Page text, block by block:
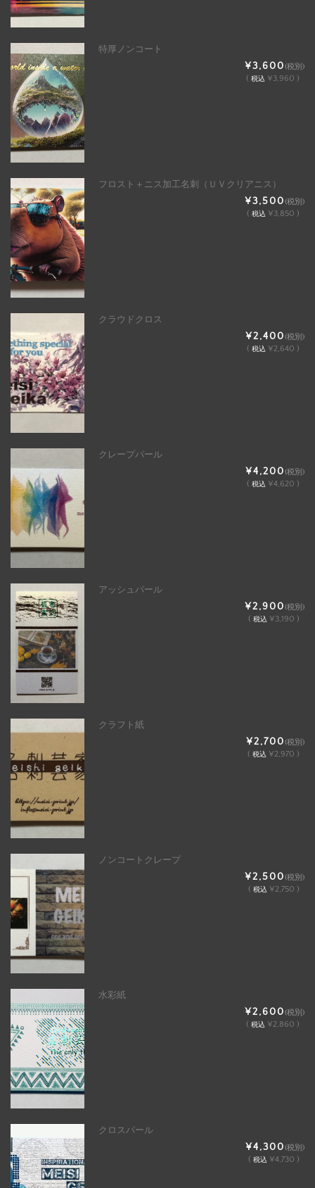
特厚ノンコート
¥3,600(税別)
( 税込 ¥3,960 )
フロスト＋ニス加工名刺（ＵＶクリアニス）
¥3,500(税別)
( 税込 ¥3,850 )
クラウドクロス
¥2,400(税別)
( 税込 ¥2,640 )
クレープパール
¥4,200(税別)
( 税込 ¥4,620 )
アッシュパール
¥2,900(税別)
( 税込 ¥3,190 )
クラフト紙
¥2,700(税別)
( 税込 ¥2,970 )
ノンコートクレープ
¥2,500(税別)
( 税込 ¥2,750 )
水彩紙
¥2,600(税別)
( 税込 ¥2,860 )
クロスパール
¥4,300(税別)
( 税込 ¥4,730 )